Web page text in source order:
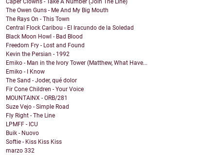
Caper Clowns - Take A Number (Join The Line)
The Owen Guns - Me And My Big Mouth
The Rays On - This Town
Central Flock Caribou - El Iracundo de la Soledad
Black Moon Howl - Bad Blood
Freedom Fry - Lost and Found
Kevin the Persian - 1992
Emiko - Man in the Ivory Tower (Matthew, What Have...
Emiko - I Know
The Sand - Joder, qué dolor
Fir Cone Children - Your Voice
MOUNTAINX - ORB/281
Suze Vejo - Simple Road
Fly Right - The Line
LPMFF - ICU
Buik - Nuovo
Softie - Kiss Kiss Kiss
marzo 332